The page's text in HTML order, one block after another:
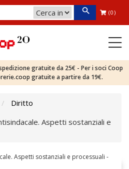
(0)
gratuite da 25€ - Per i soci Coop
gratuite a partire da 19€.
Diritto
Aspetti sostanziali e